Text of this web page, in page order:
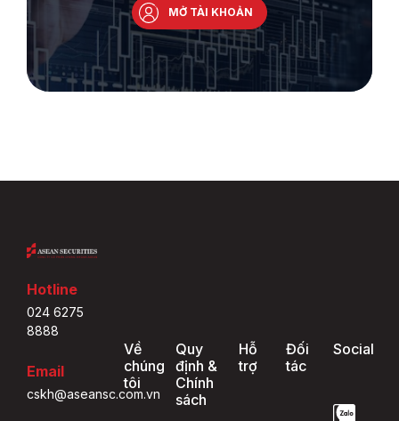
MỞ TÀI KHOẢN
Hotline
024 6275
8888
Email
cskh@aseansc.com.vn
Về
chúng
tôi
Quy
định &
Chính
sách
Hỗ
trợ
Đối
tác
Social